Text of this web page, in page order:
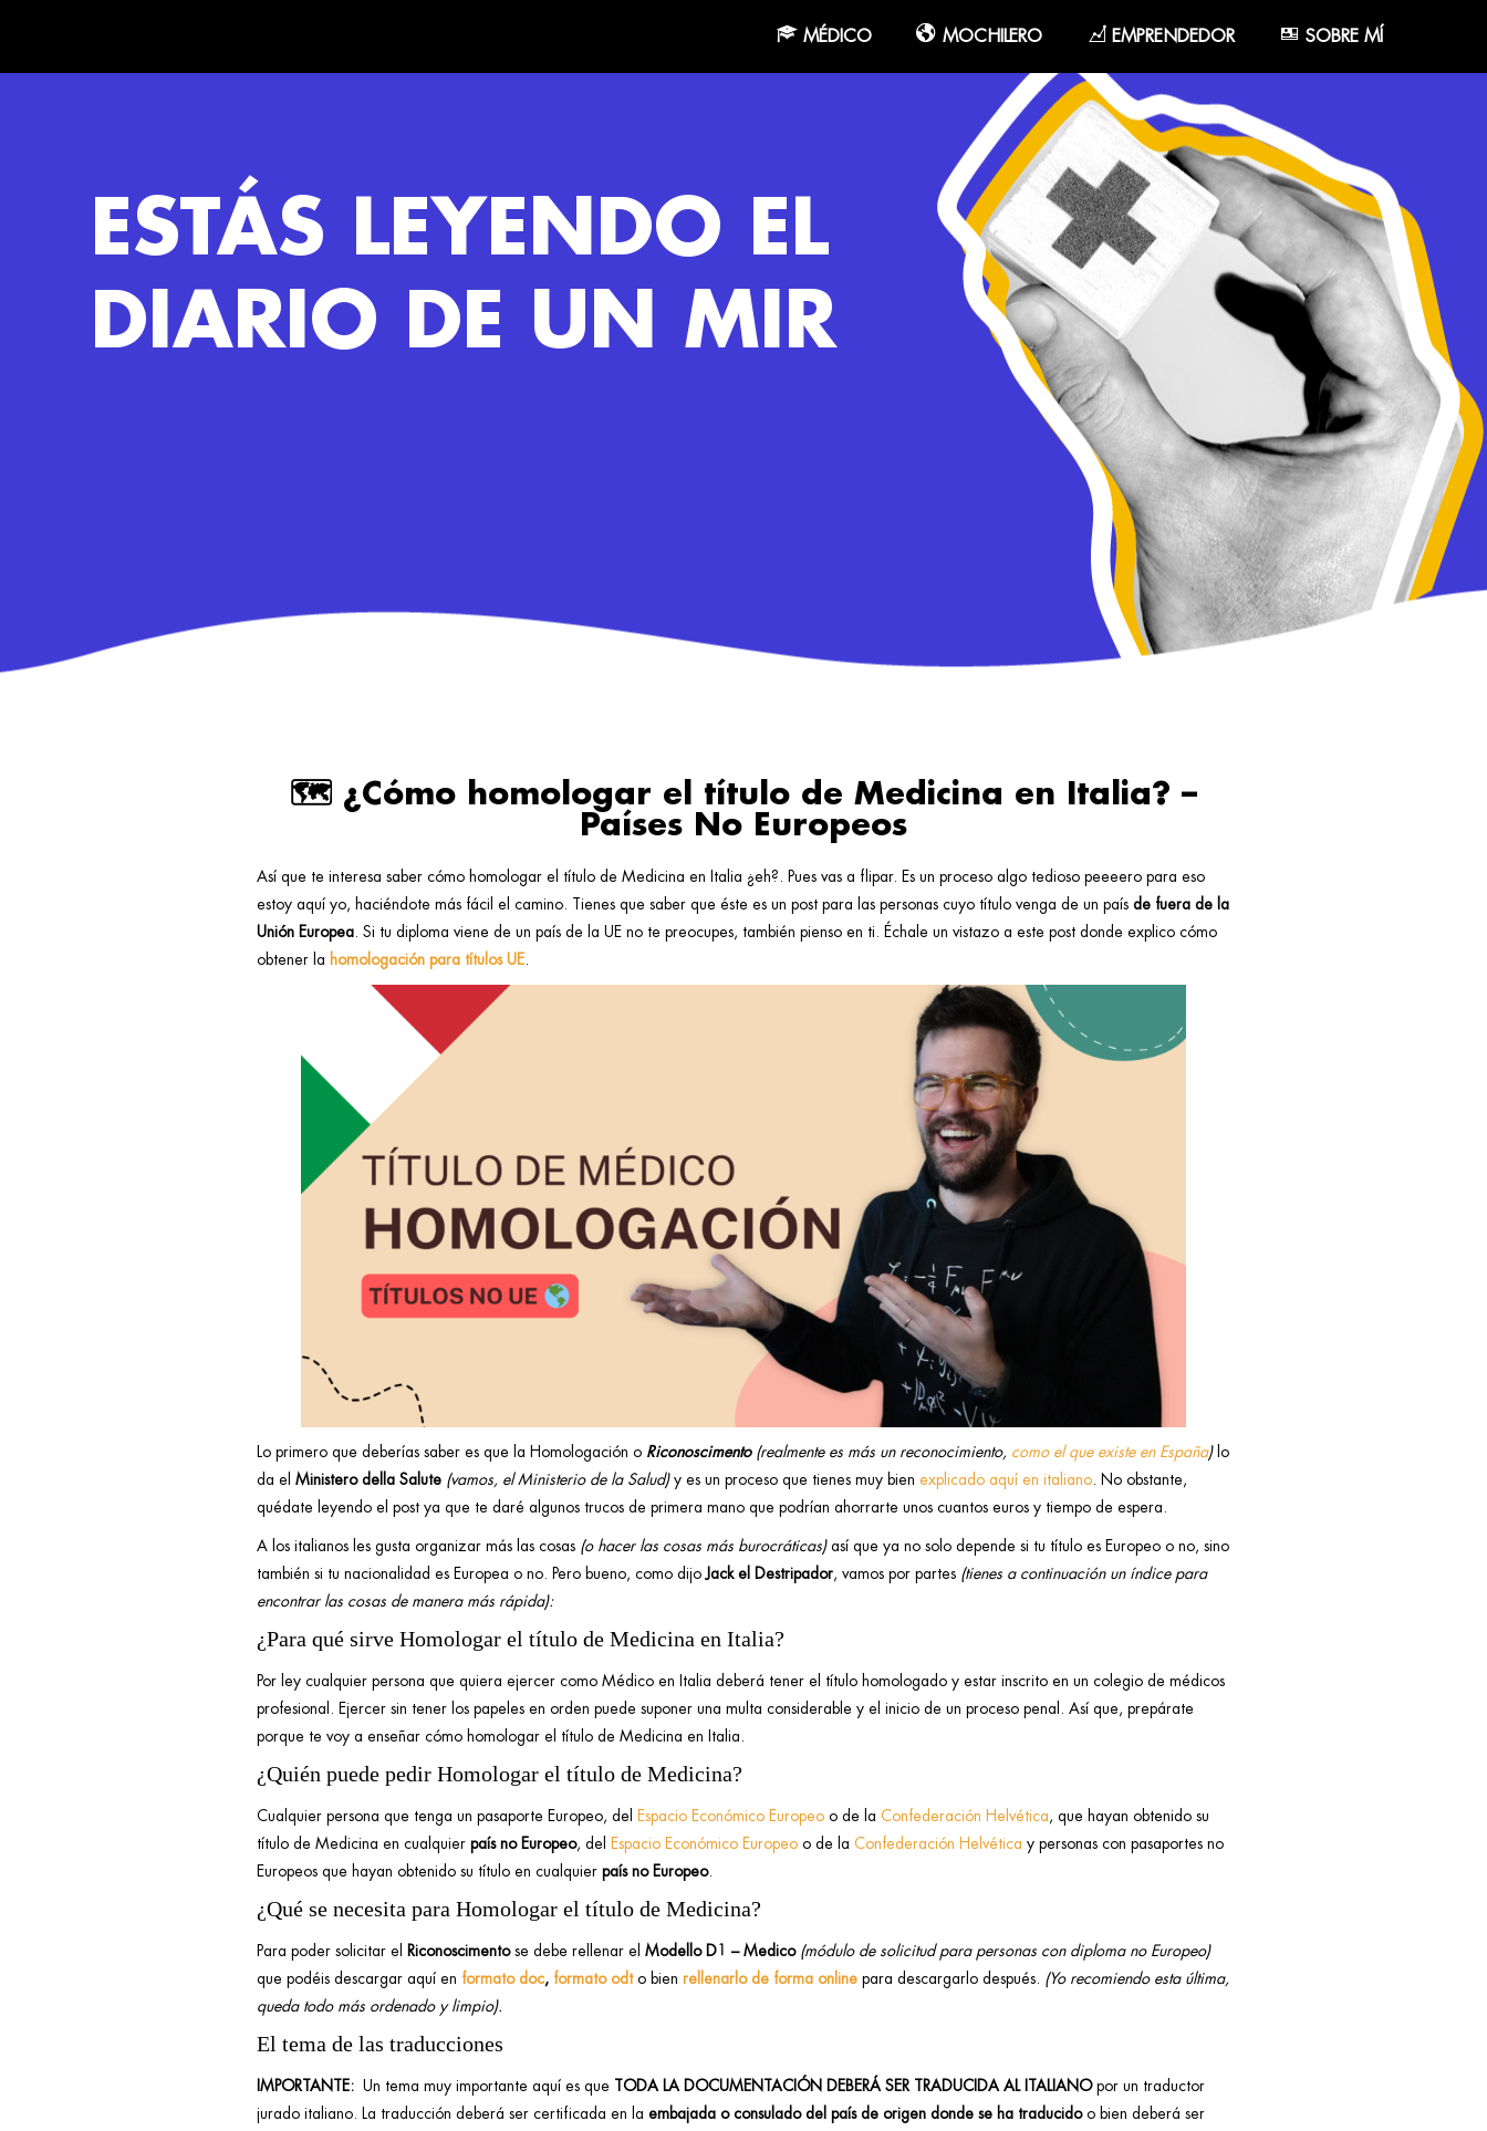
MÉDICO MOCHILERO EMPRENDEDOR SOBRE MÍ
ESTÁS LEYENDO EL
DIARIO DE UN MIR
🗺️ ¿Cómo homologar el título de Medicina en Italia? –
Países No Europeos
Así que te interesa saber cómo homologar el título de Medicina en Italia ¿eh?. Pues vas a flipar. Es un proceso algo tedioso peeeero para eso
estoy aquí yo, haciéndote más fácil el camino. Tienes que saber que éste es un post para las personas cuyo título venga de un país de fuera de la
Unión Europea . Si tu diploma viene de un país de la UE no te preocupes, también pienso en ti. Échale un vistazo a este post donde explico cómo
obtener la homologación para títulos UE
Lo primero que deberías saber es que la Homologación o Riconoscimento (realmente es más un reconocimiento, como el que existe en España) lo
da el Ministero della Salute (vamos, el Ministerio de la Salud)y es un proceso que tienes muy bien explicado aquí en italiano . No obstante,
quédate leyendo el post ya que te daré algunos trucos de primera mano que podrían ahorrarte unos cuantos euros y tiempo de espera.
A los italianos les gusta organizar más las cosas (o hacer las cosas más burocráticas) así que ya no solo depende si tu título es Europeo o no, sino
también si tu nacionalidad es Europea o no. Pero bueno, como dijo Jack el Destripador, vamos por partes (tienes a continuación un índice para
encontrar las cosas de manera más rápida):
¿Para qué sirve Homologar el título de Medicina en Italia?
Por ley cualquier persona que quiera ejercer como Médico en Italia deberá tener el título homologado y estar inscrito en un colegio de médicos
profesional. Ejercer sin tener los papeles en orden puede suponer una multa considerable y el inicio de un proceso penal. Así que, prepárate
porque te voy a enseñar cómo homologar el título de Medicina en Italia.
¿Quién puede pedir Homologar el título de Medicina?
Cualquier persona que tenga un pasaporte Europeo, del Espacio Económico Europeo o de la Confederación Helvética , que hayan obtenido su
título de Medicina en cualquier país no Europeo, del Espacio Económico Europeo o de la Confederación Helvética y personas con pasaportes no
Europeos que hayan obtenido su título en cualquier país no Europeo.
¿Qué se necesita para Homologar el título de Medicina?
Para poder solicitar el Riconoscimento se debe rellenar el Modello D1 – Medico (módulo de solicitud para personas con diploma no Europeo)
que podéis descargar aquí en formato doc, formato odt o bien rellenarlo de forma online para descargarlo después. (Yo recomiendo esta última,
queda todo más ordenado y limpio).
El tema de las traducciones
IMPORTANTE: Un tema muy importante aquí es que TODA LA DOCUMENTACIÓN DEBERÁ SER TRADUCIDA AL ITALIANOpor un traductor
jurado italiano. La traducción deberá ser certificada en la embajada o consulado del país de origen donde se ha traducido o bien deberá ser